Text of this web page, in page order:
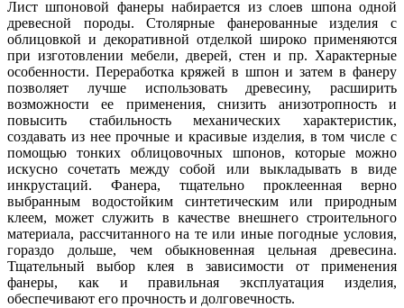
Лист шпоновой фанеры набирается из слоев шпона одной
древесной породы. Столярные фанерованные изделия с
облицовкой и декоративной отделкой широко применяются
при изготовлении мебели, дверей, стен и пр. Характерные
особенности. Переработка кряжей в шпон и затем в фанеру
позволяет лучше использовать древесину, расширить
возможности ее применения, снизить анизотропность и
повысить стабильность механических характеристик,
создавать из нее прочные и красивые изделия, в том числе с
помощью тонких облицовочных шпонов, которые можно
искусно сочетать между собой или выкладывать в виде
инкрустаций. Фанера, тщательно проклеенная верно
выбранным водостойким синтетическим или природным
клеем, может служить в качестве внешнего строительного
материала, рассчитанного на те или иные погодные условия,
гораздо дольше, чем обыкновенная цельная древесина.
Тщательный выбор клея в зависимости от применения
фанеры, как и правильная эксплуатация изделия,
обеспечивают его прочность и долговечность.